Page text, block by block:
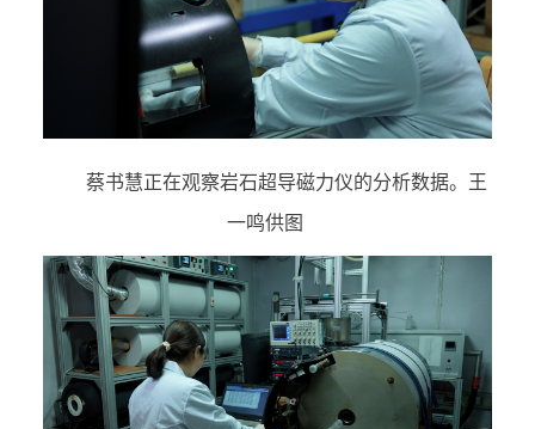
蔡书慧正在观察岩石超导磁力仪的分析数据。王
一鸣供图